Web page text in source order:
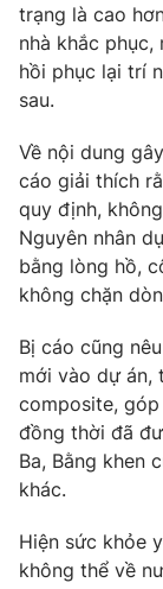
trạng là cao
nhà khắc
hồi phục lại trí
sau.
Về nội dung
cáo giải thích
quy định,
Nguyên nhân
bằng lòng hồ,
không chặn
Bị cáo cũng
mới vào dự án,
composite,
đồng thời đã
Ba, Bằng khen
khác.
Hiện sức khỏe
không thể về